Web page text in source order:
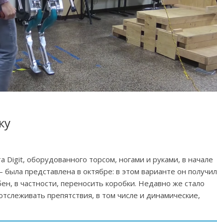
Digit, оборудованного торсом, ногами и руками, в начале
представлена в октябре: в этом варианте он получил
в частности, переносить коробки. Недавно же стало
препятствия, в том числе и динамические,